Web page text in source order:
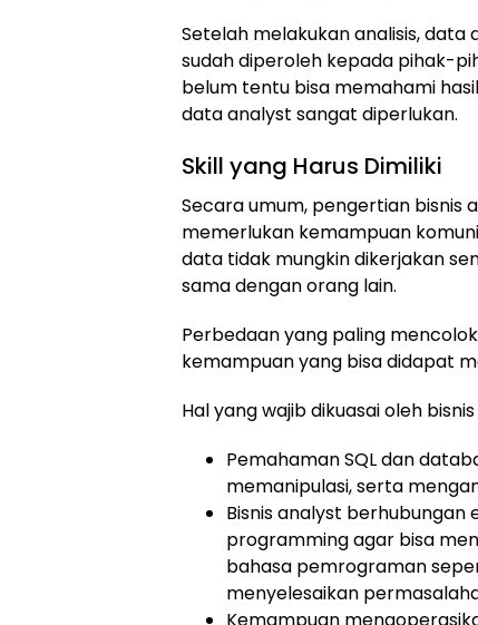
Setelah melakukan analisis,
sudah diperoleh kepada pihak-
belum tentu bisa memahami
data analyst sangat diperlukan.
Skill yang Harus Dimiliki
Secara umum, pengertian bisnis
memerlukan kemampuan
data tidak mungkin dikerjakan
sama dengan orang lain.
Perbedaan yang paling
kemampuan yang bisa didapat
Hal yang wajib dikuasai oleh
Pemahaman SQL dan
memanipulasi, serta
Bisnis analyst
programming agar bisa
bahasa pemrograman
menyelesaikan